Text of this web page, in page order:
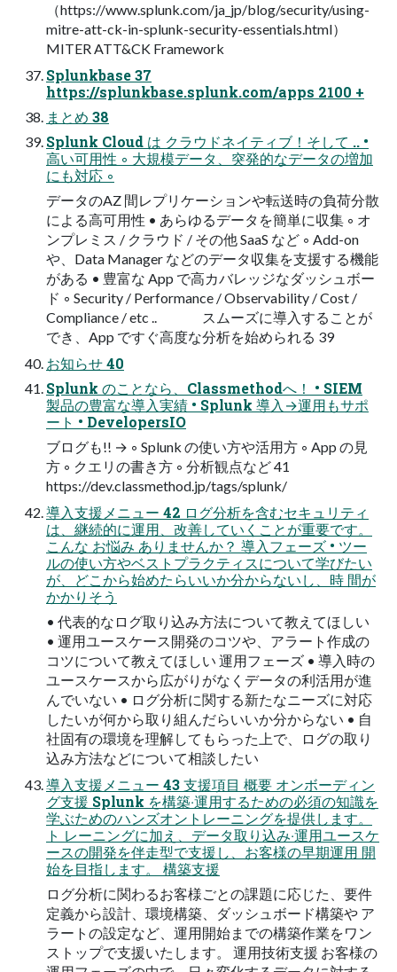
（https://www.splunk.com/ja_jp/blog/security/using-
mitre-att-ck-in-splunk-security-essentials.html）
MITER ATT&CK Framework
Splunkbase 37
https://splunkbase.splunk.com/apps 2100 +
まとめ 38
Splunk Cloud は クラウドネイティブ！そして .. •
⾼い可⽤性 ◦ ⼤規模データ、突発的なデータの増加
にも対応 ◦
データのAZ 間レプリケーションや転送時の負荷分散
による⾼可⽤性 • あらゆるデータを簡単に収集 ◦ オ
ンプレミス / クラウド / その他 SaaS など ◦ Add-on
や、Data Manager などのデータ収集を⽀援する機能
がある • 豊富な App で⾼カバレッジなダッシュボー
ド ◦ Security / Performance / Observability / Cost /
Compliance / etc .. スムーズに導⼊することが
でき、App ですぐ⾼度な分析を始められる 39
お知らせ 40
Splunk のことなら、Classmethodへ！ • SIEM
製品の豊富な導⼊実績 • Splunk 導⼊→運⽤もサポ
ート • DevelopersIO
ブログも!! → ◦ Splunk の使い⽅や活⽤⽅ ◦ App の⾒
⽅ ◦ クエリの書き⽅ ◦ 分析観点など 41
https://dev.classmethod.jp/tags/splunk/
導⼊⽀援メニュー 42 ログ分析を含むセキュリティ
は、継続的に運⽤、改善していくことが重要です。
こんな お悩み ありませんか？ 導⼊フェーズ • ツー
ルの使い⽅やベストプラクティスについて学びたい
が、どこから始めたらいいか分からないし、時 間が
かかりそう
• 代表的なログ取り込み⽅法について教えてほしい
• 運⽤ユースケース開発のコツや、アラート作成の
コツについて教えてほしい 運⽤フェーズ • 導⼊時の
ユースケースから広がりがなくデータの利活⽤が進
んでいない • ログ分析に関する新たなニーズに対応
したいが何から取り組んだらいいか分からない • ⾃
社固有の環境を理解してもらった上で、ログの取り
込み⽅法などについて相談したい
導⼊⽀援メニュー 43 ⽀援項⽬ 概要 オンボーディン
グ⽀援 Splunk を構築‧運⽤するための必須の知識を
学ぶためのハンズオントレーニングを提供します。
ト レーニングに加え、データ取り込み‧運⽤ユースケ
ースの開発を伴⾛型で⽀援し、お客様の早期運⽤ 開
始を⽬指します。 構築⽀援
ログ分析に関わるお客様ごとの課題に応じた、要件
定義から設計、環境構築、ダッシュボード構築や ア
ラートの設定など、運⽤開始までの構築作業をワン
ストップで⽀援いたします。 運⽤技術⽀援 お客様の